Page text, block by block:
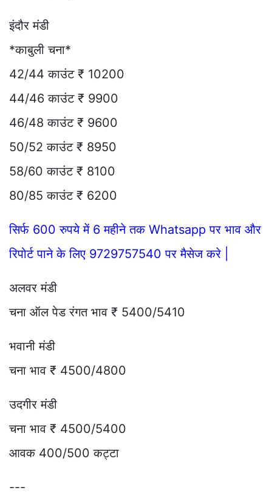
इंदौर मंडी
*काबुली चना*
42/44 काउंट ₹ 10200
44/46 काउंट ₹ 9900
46/48 काउंट ₹ 9600
50/52 काउंट ₹ 8950
58/60 काउंट ₹ 8100
80/85 काउंट ₹ 6200
सिर्फ 600 रुपये में 6 महीने तक Whatsapp पर भाव और
रिपोर्ट पाने के लिए 9729757540 पर मैसेज करे |
अलवर मंडी
चना ऑल पेड रंगत भाव ₹ 5400/5410
भवानी मंडी
चना भाव ₹ 4500/4800
उदगीर मंडी
चना भाव ₹ 4500/5400
आवक 400/500 कट्टा
---